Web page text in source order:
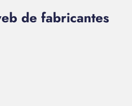
de fabricantes